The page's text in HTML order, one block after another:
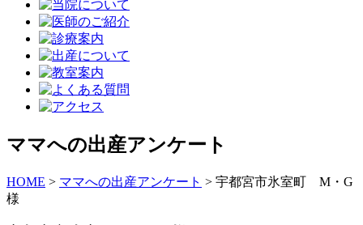
ママへの出産アンケート
HOME > ママへの出産アンケート > 宇都宮市氷室町 M・G
様